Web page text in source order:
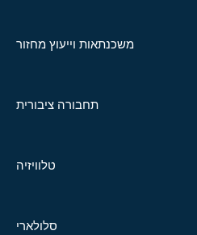
משכנתאות וייעוץ מחזור
תחבורה ציבורית
טלוויזיה
סלולארי